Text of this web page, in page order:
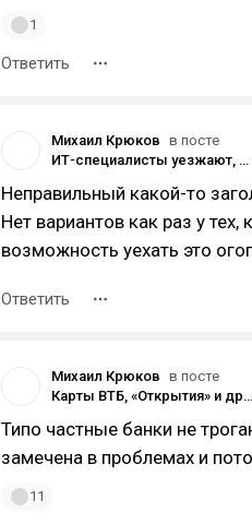
1
Ответить
Михаил Крюков в посте
ИТ-специалисты уезжают, потому что у них нет вариантов — компании не хотят работать с теми, кто находится в России
Неправильный какой-то
Нет вариантов как раз у
возможность уехать это
Ответить
Михаил Крюков в посте
Карты ВТБ, «Открытия» и других банков под «блокирующими» санкциями отключат от Apple Pay и Google Pay, объяснил ЦБ
Типо частные банки не
замечена в проблемах и
11